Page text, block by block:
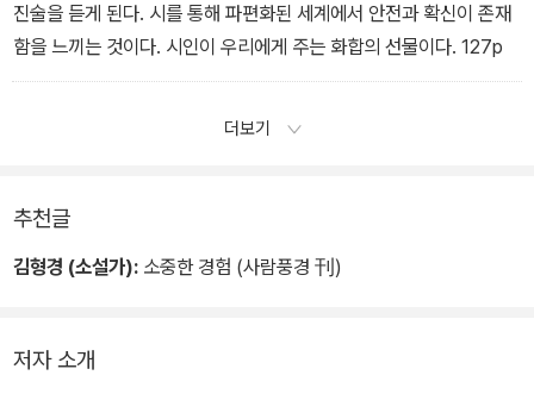
진술을 듣게 된다. 시를 통해 파편화된 세계에서 안전과 확신이 존재
함을 느끼는 것이다. 시인이 우리에게 주는 화합의 선물이다. 127p
더보기
추천글
김형경 (소설가): 소중한 경험 (사람풍경 刊)
저자 소개